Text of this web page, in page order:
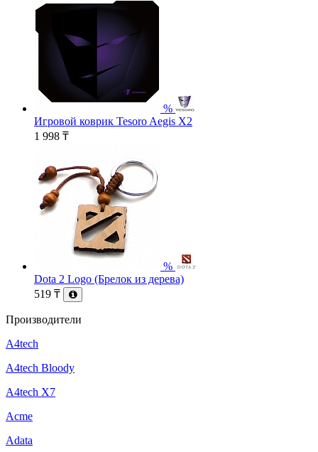
%
Игровой коврик Tesoro Aegis X2
1 998 ₸
%
Dota 2 Logo (Брелок из дерева)
519 ₸
Производители
A4tech
A4tech Bloody
A4tech X7
Acme
Adata